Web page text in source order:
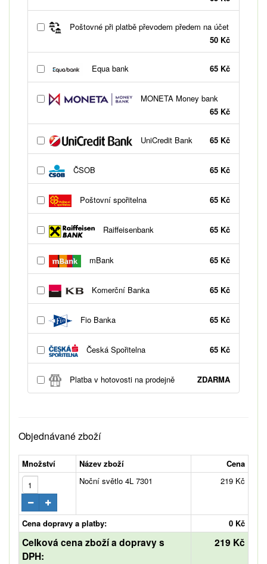
Poštovné při platbě převodem předem na účet
50 Kč
Equa bank 65 Kč
MONETA Money bank
65 Kč
UniCredit Bank 65 Kč
ČSOB 65 Kč
Poštovní spořitelna 65 Kč
Raiffeisenbank 65 Kč
mBank 65 Kč
Komerční Banka 65 Kč
Fio Banka 65 Kč
Česká Spořitelna 65 Kč
Platba v hotovosti na prodejně ZDARMA
Objednávané zboží
Množství Název zboží
Cena
Noční světlo 4L 7301
219 Kč
Cena dopravy a platby: 0 Kč
Celková cena zboží a dopravy s
DPH:
219 Kč